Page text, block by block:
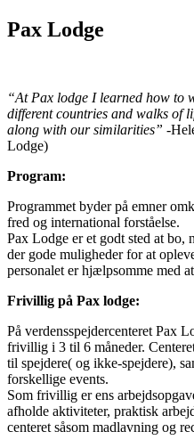
Pax Lodge
“At Pax lodge I learned how to
different countries and walks of
along with our similarities” -
Lodge)
Program:
Programmet byder på emner
fred og international forståelse.
Pax Lodge er et godt sted at bo,
der gode muligheder for at
personalet er hjælpsomme med
Frivillig på Pax lodge:
På verdensspejdercenteret Pax
frivillig i 3 til 6 måneder.
til spejdere( og ikke-spejdere),
forskellige events.
Som frivillig er ens
afholde aktiviteter, praktisk
centeret såsom madlavning og